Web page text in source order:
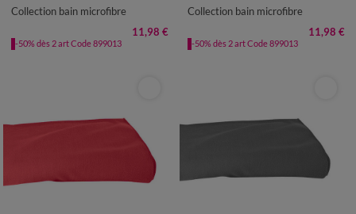
Collection bain microfibre
11,98 €
-50% dès 2 art Code 899013
Collection bain microfibre
11,98 €
-50% dès 2 art Code 899013